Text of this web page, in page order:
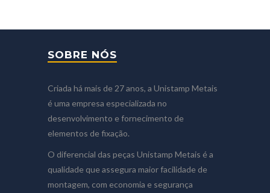
SOBRE NÓS
Criada há mais de 27 anos, a Unistamp Metais
é uma empresa especializada no
desenvolvimento e fornecimento de
elementos de fixação.
O diferencial das peças Unistamp Metais é a
qualidade que assegura maior facilidade de
montagem, com economia e segurança